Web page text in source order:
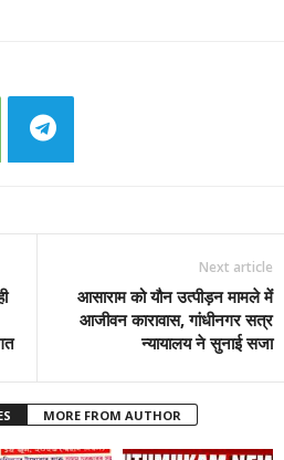
Next article
आसाराम को यौन उत्पीड़न मामले में
आजीवन कारावास, गांधीनगर सत्र
न्यायालय ने सुनाई सजा
MORE FROM AUTHOR